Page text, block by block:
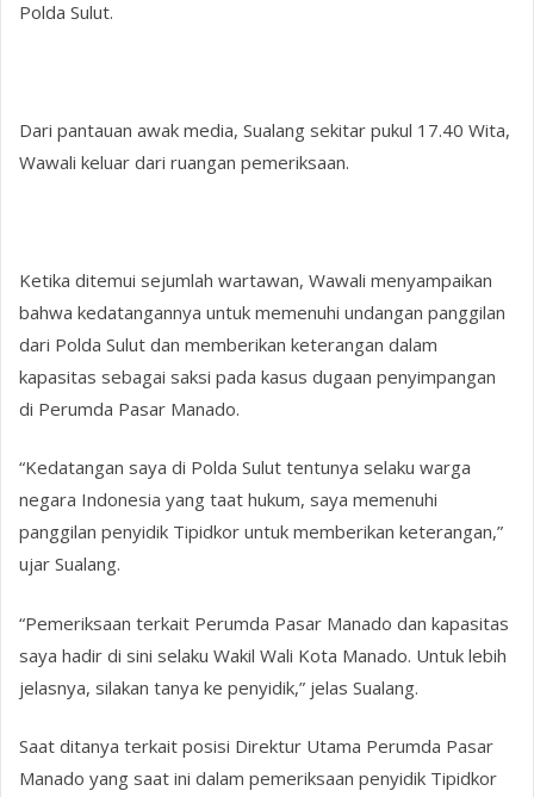
Polda Sulut.
Dari pantauan awak media, Sualang sekitar pukul 17.40 Wita,
Wawali keluar dari ruangan pemeriksaan.
Ketika ditemui sejumlah wartawan, Wawali menyampaikan
bahwa kedatangannya untuk memenuhi undangan panggilan
dari Polda Sulut dan memberikan keterangan dalam
kapasitas sebagai saksi pada kasus dugaan penyimpangan
di Perumda Pasar Manado.
“Kedatangan saya di Polda Sulut tentunya selaku warga
negara Indonesia yang taat hukum, saya memenuhi
panggilan penyidik Tipidkor untuk memberikan keterangan,”
ujar Sualang.
“Pemeriksaan terkait Perumda Pasar Manado dan kapasitas
saya hadir di sini selaku Wakil Wali Kota Manado. Untuk lebih
jelasnya, silakan tanya ke penyidik,” jelas Sualang.
Saat ditanya terkait posisi Direktur Utama Perumda Pasar
Manado yang saat ini dalam pemeriksaan penyidik Tipidkor